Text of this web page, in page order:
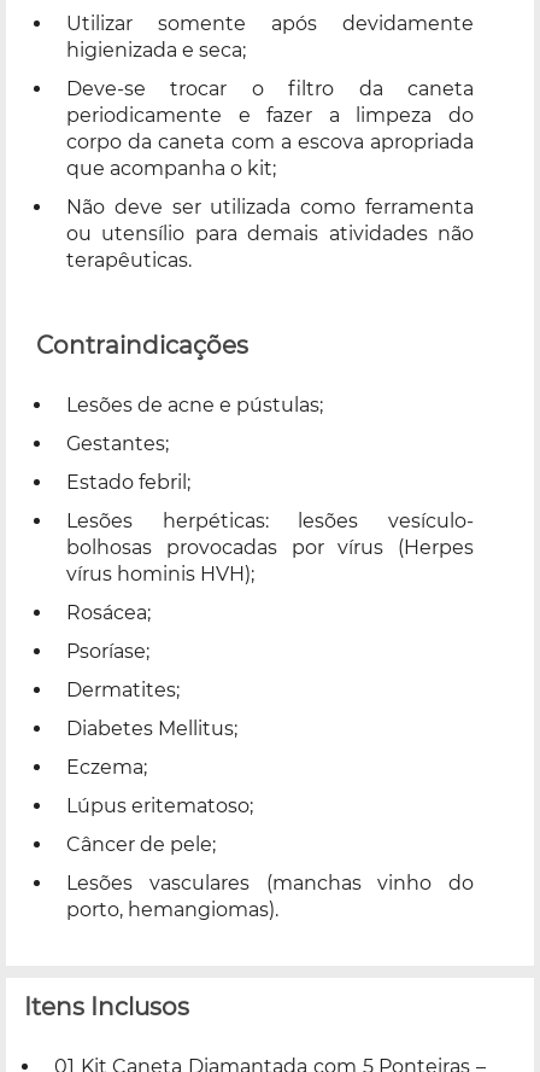
Utilizar somente após devidamente
higienizada e seca;
Deve-se trocar o filtro da caneta
periodicamente e fazer a limpeza do
corpo da caneta com a escova apropriada
que acompanha o kit;
Não deve ser utilizada como ferramenta
ou utensílio para demais atividades não
terapêuticas.
Contraindicações
Lesões de acne e pústulas;
Gestantes;
Estado febril;
Lesões herpéticas: lesões vesículo-
bolhosas provocadas por vírus (Herpes
vírus hominis HVH);
Rosácea;
Psoríase;
Dermatites;
Diabetes Mellitus;
Eczema;
Lúpus eritematoso;
Câncer de pele;
Lesões vasculares (manchas vinho do
porto, hemangiomas).
Itens Inclusos
01 Kit Caneta Diamantada com 5 Ponteiras –